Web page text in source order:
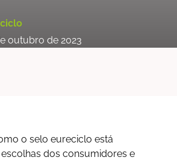
outubro de 2023
o selo eureciclo está
dos consumidores e